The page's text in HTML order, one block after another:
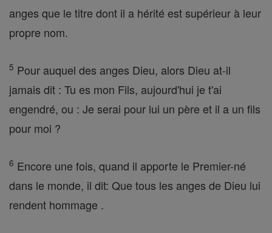
anges que le titre dont il a hérité est supérieur à leur
propre nom.
5 Pour auquel des anges Dieu, alors Dieu at-il
jamais dit : Tu es mon Fils, aujourd'hui je t'ai
engendré, ou : Je serai pour lui un père et il a un fils
pour moi ?
6 Encore une fois, quand il apporte le Premier-né
dans le monde, il dit: Que tous les anges de Dieu lui
rendent hommage .